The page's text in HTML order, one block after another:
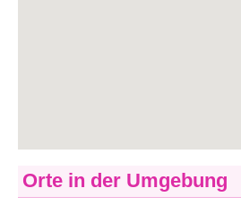
Orte in der Umgebung